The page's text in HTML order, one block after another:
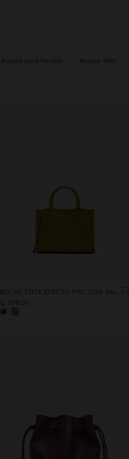
Bolsos para Portátil Bolsos Mini
BOLSO TOTE EFECTO PIEL CON BANDOLERA
Q 399,00